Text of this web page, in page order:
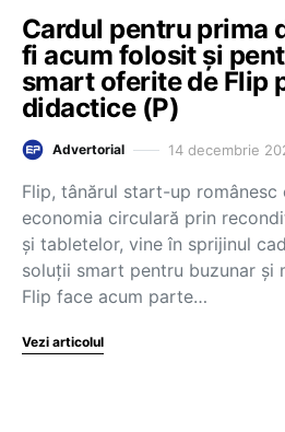
Cardul pentru prima
fi acum folosit și
smart oferite de Flip
didactice (P)
Advertorial 14 decembrie
Flip, tânărul start-up românesc
economia circulară prin
și tabletelor, vine în sprijinul
soluții smart pentru buzunar și
Flip face acum parte…
Vezi articolul